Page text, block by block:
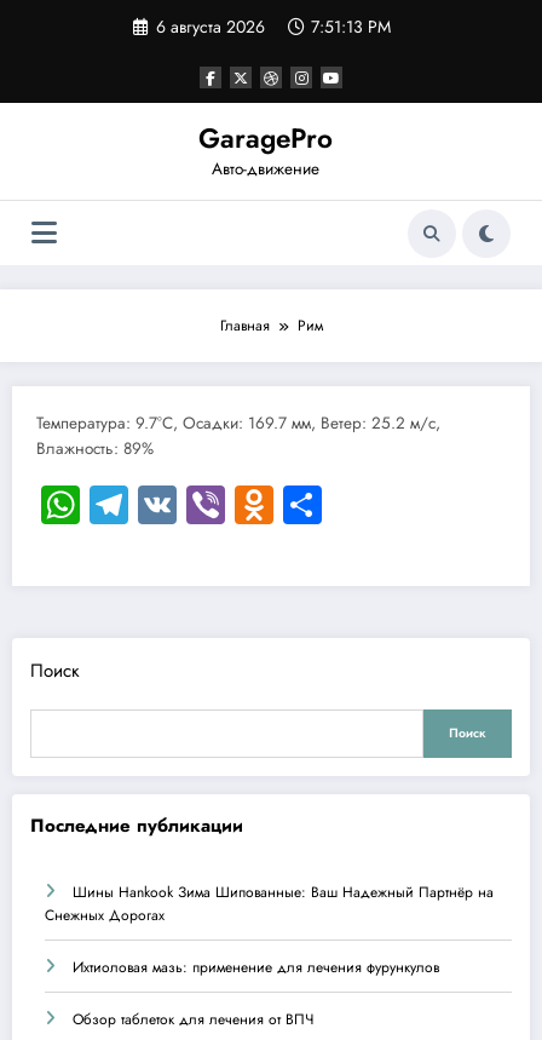
6 августа 2026 7:51:13 PM
GaragePro
Авто-движение
Главная Рим
Температура: 9.7°C, Осадки: 169.7 мм, Ветер: 25.2 м/с,
Влажность: 89%
WhatsApp
Telegram
VKViberOdnoklassniki
Поиск
Поиск
Последние публикации
Шины Hankook Зима Шипованные: Ваш Надежный Партнёр на
Снежных Дорогах
Ихтиоловая мазь: применение для лечения фурункулов
Обзор таблеток для лечения от ВПЧ